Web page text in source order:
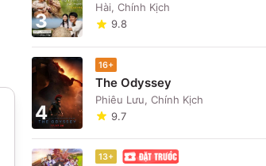
3
Hài, Chính Kịch
9.8
4
16+
The Odyssey
Phiêu Lưu, Chính Kịch
9.7
13+